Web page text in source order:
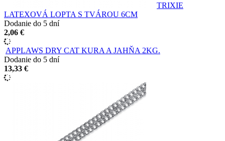
TRIXIE
LATEXOVÁ LOPTA S TVÁROU 6CM
Dodanie do 5 dní
2,06 €
APPLAWS DRY CAT KURA A JAHŇA 2KG.
Dodanie do 5 dní
13,33 €